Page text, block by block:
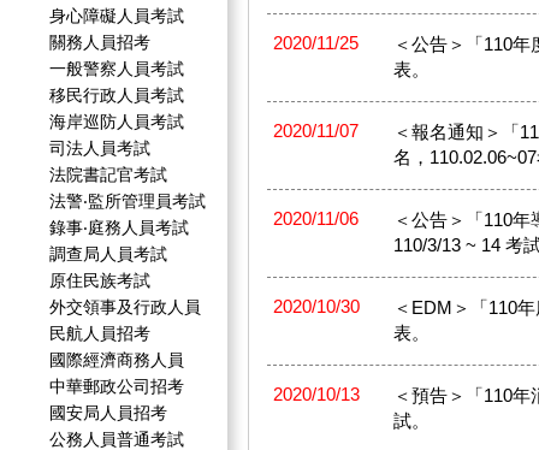
身心障礙人員考試
關務人員招考
一般警察人員考試
移民行政人員考試
海岸巡防人員考試
司法人員考試
法院書記官考試
法警‧監所管理員考試
錄事‧庭務人員考試
調查局人員考試
原住民族考試
外交領事及行政人員
民航人員招考
國際經濟商務人員
中華郵政公司招考
國安局人員招考
公務人員普通考試
2020/11/25
＜公告＞「110
表。
2020/11/07
＜報名通知＞「
名，
2020/11/06
＜公告＞「110
110/3/13 ~ 14 考
2020/10/30
＜EDM＞「110
表。
2020/10/13
＜預告＞「110
試。